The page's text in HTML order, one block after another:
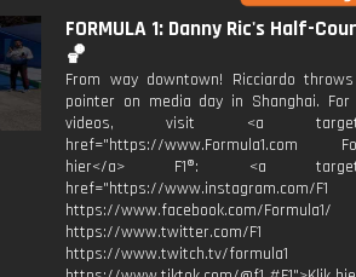
FORMULA 1: Danny Ric's Half-
🏀
From way downtown! Ricciardo
pointer on media day in Shanghai. For
videos, visit <a
href="https://www.Formula1.com
hier</a> F1®: <a
href="https://www.instagram.com/F1
https://www.facebook.com/Formula1/
https://www.twitter.com/F1
https://www.twitch.tv/formula1